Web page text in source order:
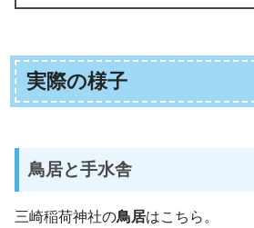
実際の様子
鳥居と手水舎
三崎稲荷神社の鳥居はこちら。